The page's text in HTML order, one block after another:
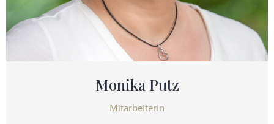
Monika Putz
Mitarbeiterin